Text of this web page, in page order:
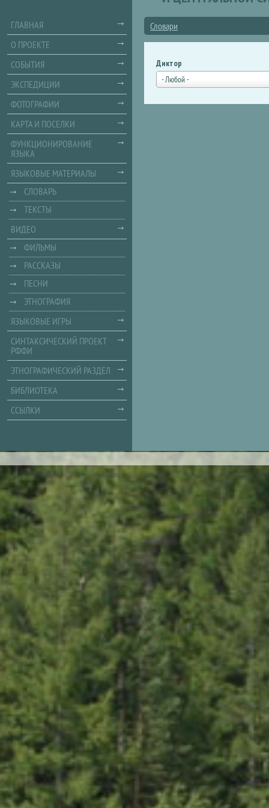
Словари
Диктор
- Любой -
ГЛАВНАЯ
О ПРОЕКТЕ
СОБЫТИЯ
ЭКСПЕДИЦИИ
ФОТОГРАФИИ
КАРТА И ПОСЕЛКИ
ФУНКЦИОНИРОВАНИЕ
ЯЗЫКА
ЯЗЫКОВЫЕ МАТЕРИАЛЫ
СЛОВАРЬ
ТЕКСТЫ
ВИДЕО
ФИЛЬМЫ
РАССКАЗЫ
ПЕСНИ
ЭТНОГРАФИЯ
ЯЗЫКОВЫЕ ИГРЫ
СИНТАКСИЧЕСКИЙ ПРОЕКТ
РФФИ
ЭТНОГРАФИЧЕСКИЙ РАЗДЕЛ
БИБЛИОТЕКА
ССЫЛКИ